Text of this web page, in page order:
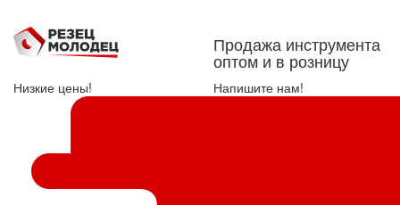
Продажа инструмента
оптом и в розницу
Низкие цены! Напишите нам!